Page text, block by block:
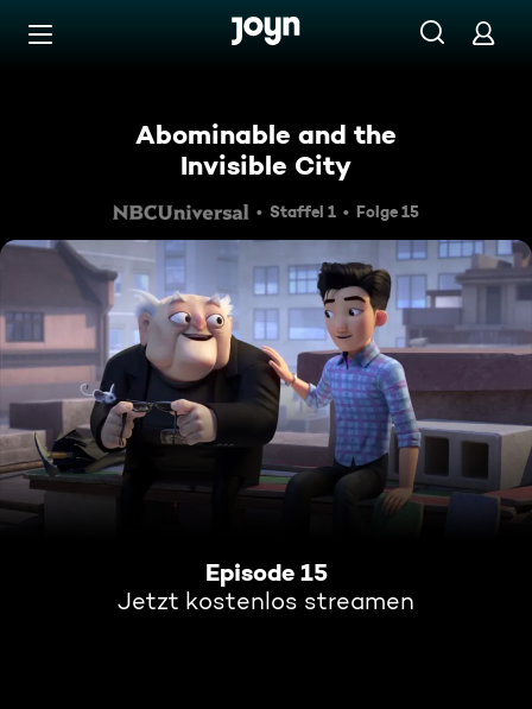
Zum Inhalt springen
Abominable and the
Invisible City
Staffel 1 Folge 15
Episode 15
Jetzt kostenlos streamen